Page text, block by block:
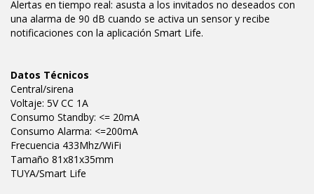
Alertas en tiempo real: asusta a los invitados no deseados con
una alarma de 90 dB cuando se activa un sensor y recibe
notificaciones con la aplicación Smart Life.
Datos Técnicos
Central/sirena
Voltaje: 5V CC 1A
Consumo Standby: <= 20mA
Consumo Alarma: <=200mA
Frecuencia 433Mhz/WiFi
Tamaño 81x81x35mm
TUYA/Smart Life